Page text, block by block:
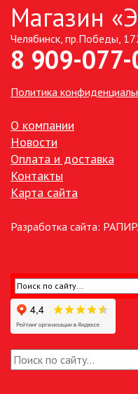
Магазин
Челябинск, пр.Победы,
8 909-
Политика
О компании
Новости
Оплата и доставка
Контакты
Карта сайта
Разработка сайта: